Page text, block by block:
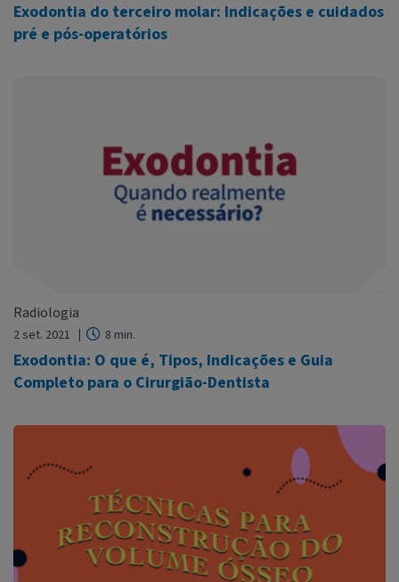
Exodontia do terceiro molar: Indicações e cuidados
pré e pós-operatórios
Radiologia
2 set. 2021 8 min.
Exodontia: O que é, Tipos, Indicações e Guia
Completo para o Cirurgião-Dentista